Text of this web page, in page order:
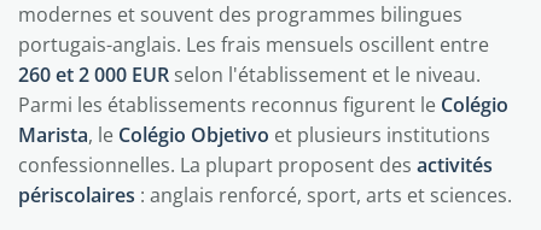
modernes et souvent des programmes bilingues
portugais-anglais. Les frais mensuels oscillent entre
260 et 2 000 EUR selon l'établissement et le niveau.
Parmi les établissements reconnus figurent le Colégio
Marista, le Colégio Objetivo et plusieurs institutions
confessionnelles. La plupart proposent des activités
périscolaires : anglais renforcé, sport, arts et sciences.